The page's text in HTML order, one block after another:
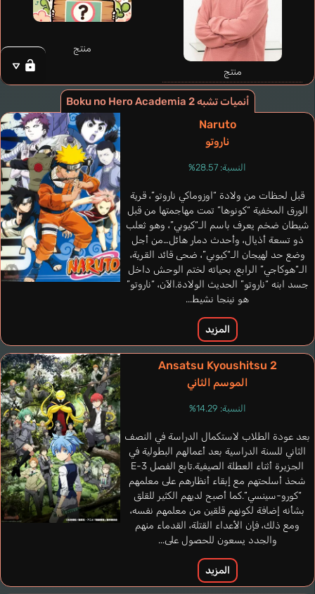
منتج
منتج
Bodê
برتغالي
Reggio
Sebastián
إسباني
Fitzner
Sebastian
ألماني
Todoroki Shouto
Kaji Yuuki
Shindou Kei
Sauer André
برتغالي
Méyère Bruno
فرنسي
Carvalho Nina
برتغالي
Navarro Jordi
إسباني
Sakura Ayane
أنميات تشبه Boku no Hero Academia 2
Naruto
ناروتو
النسبة: 28.57%
قبل لحظات من ولادة “اوزوماكي ناروتو”، قرية
الورق المخفية “كونوها” تمت مهاجمتها من قبل
شيطان ضخم يعرف باسم الـ“كيوبي”، وهو ثعلب
ذو تسعة أذيال، وأحدث دمار هائل…من أجل
وضع حد لهيجان الـ“كيوبي”، ضحى قائد القرية،
الـ“هوكاجي” الرابع، بحياته لختم الوحش داخل
جسد ابنه “ناروتو” الحديث الولادة.الآن، “ناروتو”
هو نينجا نشيط...
المزيد
Ansatsu Kyoushitsu 2
الموسم الثاني
النسبة: 14.29%
بعد عودة الطلاب لاستكمال الدراسة في النصف
الثاني للسنة الدراسية بعد أعمالهم البطولية في
الجزيرة أثناء العطلة الصيفية.تابع الفصل 3-E
شحذ أسلحتهم مع إبقاء أنظارهم على معلمهم
“كورو-سينسي”.كما أصبح لديهم الكثير للقلق
بشأنه إضافة لكونهم قلقين من معلمهم نفسه،
ومع ذلك، فإن الأعداء القتلة، القدماء منهم
والجدد يسعون للحصول على...
المزيد